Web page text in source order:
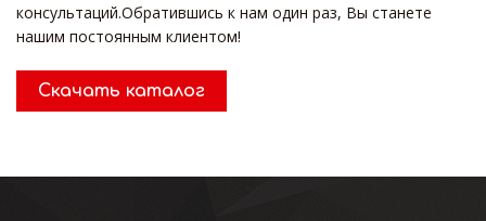
консультаций.Обратившись к нам один раз, Вы станете
нашим постоянным клиентом!
Скачать каталог